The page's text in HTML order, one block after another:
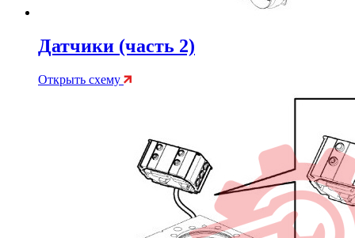
Датчики (часть 2)
Открыть схему